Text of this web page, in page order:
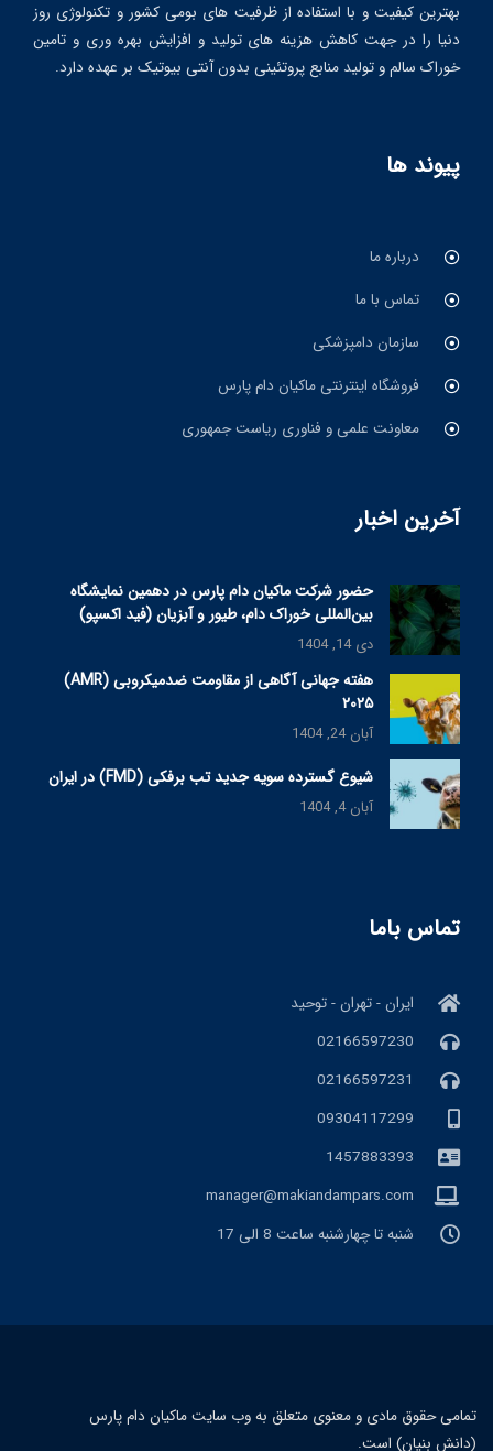
بهترین کیفیت و با استفاده از ظرفیت های بومی کشور و تکنولوژی روز
دنیا را در جهت کاهش هزینه های تولید و افزایش بهره وری و تامین
خوراک سالم و تولید منابع پروتئینی بدون آنتی بیوتیک بر عهده دارد.
پیوند ها
درباره ما
تماس با ما
سازمان دامپزشکی
فروشگاه اینترنتی ماکیان دام پارس
معاونت علمی و فناوری ریاست جمهوری
آخرین اخبار
حضور شرکت ماکیان دام پارس در دهمین نمایشگاه
بین‌المللی خوراک دام، طیور و آبزیان (فید اکسپو)
دی 14, 1404
هفته جهانی آگاهی از مقاومت ضدمیکروبی (AMR)
۲۰۲۵
آبان 24, 1404
شیوع گسترده سویه جدید تب برفکی (FMD) در ایران
آبان 4, 1404
تماس باما
ایران - تهران - توحید
02166597230
02166597231
09304117299
1457883393
manager@makiandampars.com
شنبه تا چهارشنبه ساعت 8 الی 17
تمامی حقوق مادی و معنوی متعلق به وب سایت ماکیان دام پارس
(دانش بنیان) است.